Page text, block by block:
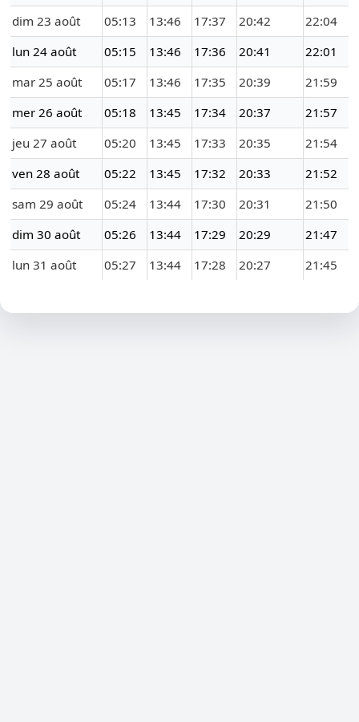
dim 23 août
05:13 13:46 17:37 20:42
22:04
lun 24 août
05:15 13:46 17:36 20:41
22:01
mar 25 août
05:17 13:46 17:35 20:39
21:59
mer 26 août
05:18 13:45 17:34 20:37
21:57
jeu 27 août
05:20 13:45 17:33 20:35
21:54
ven 28 août
05:22 13:45 17:32 20:33
21:52
sam 29 août
05:24 13:44 17:30 20:31
21:50
dim 30 août
05:26 13:44 17:29 20:29
21:47
lun 31 août
05:27 13:44 17:28 20:27 21:45